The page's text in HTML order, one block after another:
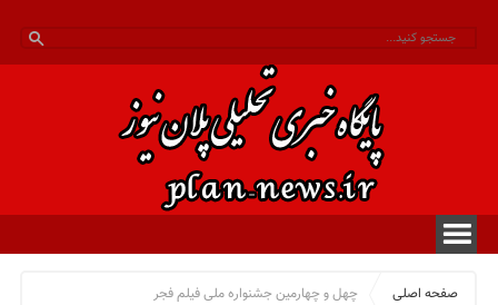
صفحه اصلی چهل و چهارمین جشنواره ملی فیلم فجر